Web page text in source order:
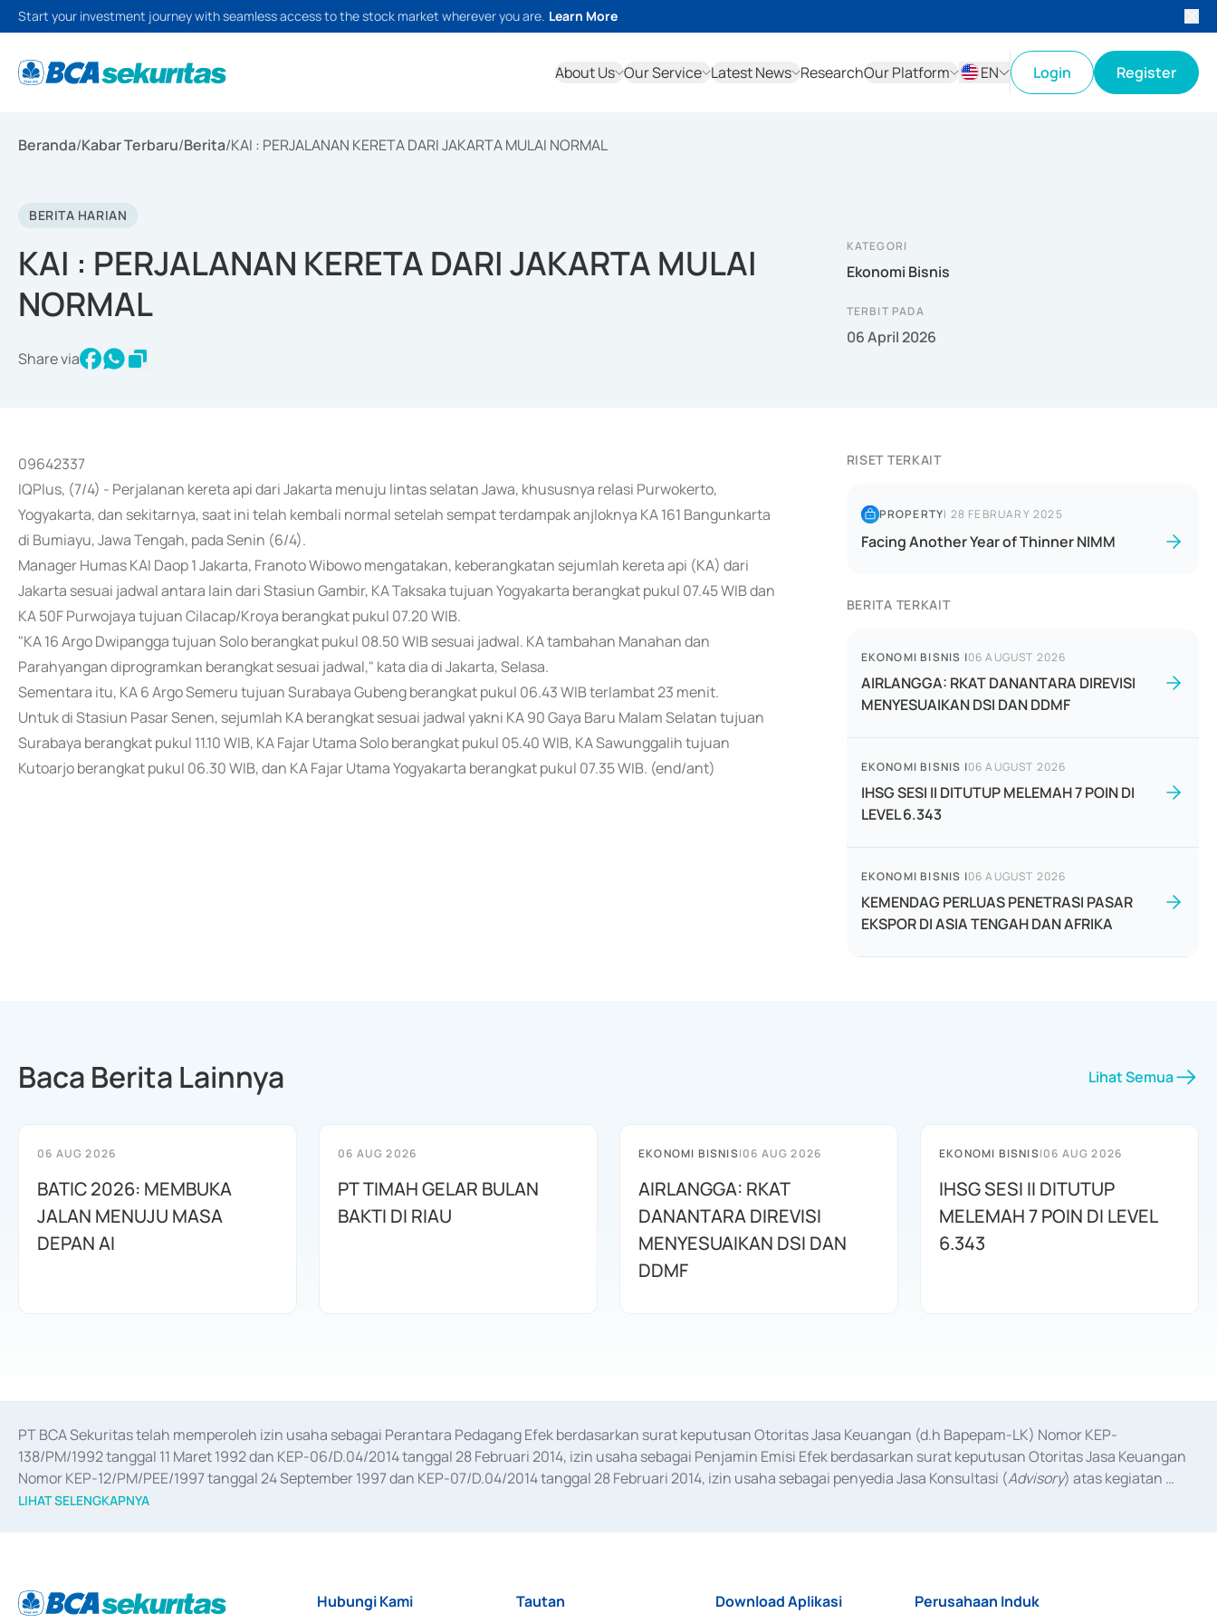
Start your investment journey with seamless access to the stock market wherever you are. Learn More
About Us Our Service Latest News ResearchOur Platform
EN
Login Register
Beranda/Kabar Terbaru/Berita/KAI : PERJALANAN KERETA DARI JAKARTA MULAI NORMAL
BERITA HARIAN
KAI : PERJALANAN KERETA DARI JAKARTA MULAI
NORMAL
Share via
KATEGORI
Ekonomi Bisnis
TERBIT PADA
06 April 2026
09642337
IQPlus, (7/4) - Perjalanan kereta api dari Jakarta menuju lintas selatan Jawa, khususnya relasi Purwokerto,
Yogyakarta, dan sekitarnya, saat ini telah kembali normal setelah sempat terdampak anjloknya KA 161 Bangunkarta
di Bumiayu, Jawa Tengah, pada Senin (6/4).
Manager Humas KAI Daop 1 Jakarta, Franoto Wibowo mengatakan, keberangkatan sejumlah kereta api (KA) dari
Jakarta sesuai jadwal antara lain dari Stasiun Gambir, KA Taksaka tujuan Yogyakarta berangkat pukul 07.45 WIB dan
KA 50F Purwojaya tujuan Cilacap/Kroya berangkat pukul 07.20 WIB.
"KA 16 Argo Dwipangga tujuan Solo berangkat pukul 08.50 WIB sesuai jadwal. KA tambahan Manahan dan
Parahyangan diprogramkan berangkat sesuai jadwal," kata dia di Jakarta, Selasa.
Sementara itu, KA 6 Argo Semeru tujuan Surabaya Gubeng berangkat pukul 06.43 WIB terlambat 23 menit.
Untuk di Stasiun Pasar Senen, sejumlah KA berangkat sesuai jadwal yakni KA 90 Gaya Baru Malam Selatan tujuan
Surabaya berangkat pukul 11.10 WIB, KA Fajar Utama Solo berangkat pukul 05.40 WIB, KA Sawunggalih tujuan
Kutoarjo berangkat pukul 06.30 WIB, dan KA Fajar Utama Yogyakarta berangkat pukul 07.35 WIB. (end/ant)
RISET TERKAIT
PROPERTY| 28 FEBRUARY 2025
Facing Another Year of Thinner NIMM
BERITA TERKAIT
EKONOMI BISNIS |06 AUGUST 2026
AIRLANGGA: RKAT DANANTARA DIREVISI
MENYESUAIKAN DSI DAN DDMF
EKONOMI BISNIS |06 AUGUST 2026
IHSG SESI II DITUTUP MELEMAH 7 POIN DI
LEVEL 6.343
EKONOMI BISNIS |06 AUGUST 2026
KEMENDAG PERLUAS PENETRASI PASAR
EKSPOR DI ASIA TENGAH DAN AFRIKA
Baca Berita Lainnya Lihat Semua
06 AUG 2026
BATIC 2026: MEMBUKA
JALAN MENUJU MASA
DEPAN AI
06 AUG 2026
PT TIMAH GELAR BULAN
BAKTI DI RIAU
EKONOMI BISNIS|06 AUG 2026
AIRLANGGA: RKAT
DANANTARA DIREVISI
MENYESUAIKAN DSI DAN
DDMF
EKONOMI BISNIS|06 AUG 2026
IHSG SESI II DITUTUP
MELEMAH 7 POIN DI LEVEL
6.343
PT BCA Sekuritas telah memperoleh izin usaha sebagai Perantara Pedagang Efek berdasarkan surat keputusan Otoritas Jasa Keuangan (d.h Bapepam-LK) Nomor KEP-
138/PM/1992 tanggal 11 Maret 1992 dan KEP-06/D.04/2014 tanggal 28 Februari 2014, izin usaha sebagai Penjamin Emisi Efek berdasarkan surat keputusan Otoritas Jasa Keuangan
Nomor KEP-12/PM/PEE/1997 tanggal 24 September 1997 dan KEP-07/D.04/2014 tanggal 28 Februari 2014, izin usaha sebagai penyedia Jasa Konsultasi (Advisory) atas kegiatan
merger, akuisisi, divestasi, dan
LIHAT SELENGKAPNYA
Hubungi Kami Tautan Download Aplikasi Perusahaan Induk